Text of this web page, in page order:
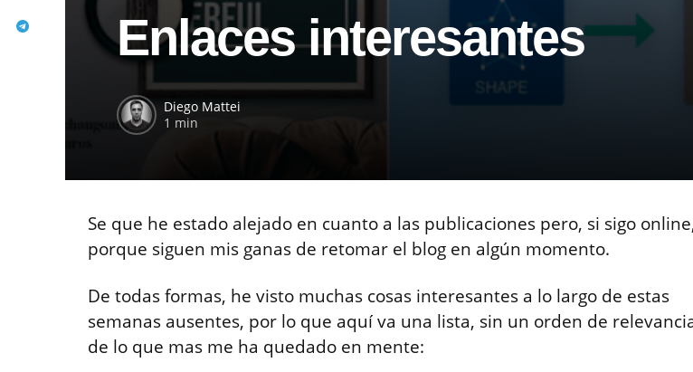
Enlaces interesantes
Diego Mattei
1 min
Se que he estado alejado en cuanto a las publicaciones pero, si sigo
porque siguen mis ganas de retomar el blog en algún momento.
De todas formas, he visto muchas cosas interesantes a lo largo de estas
semanas ausentes, por lo que aquí va una lista, sin un orden de
de lo que mas me ha quedado en mente: